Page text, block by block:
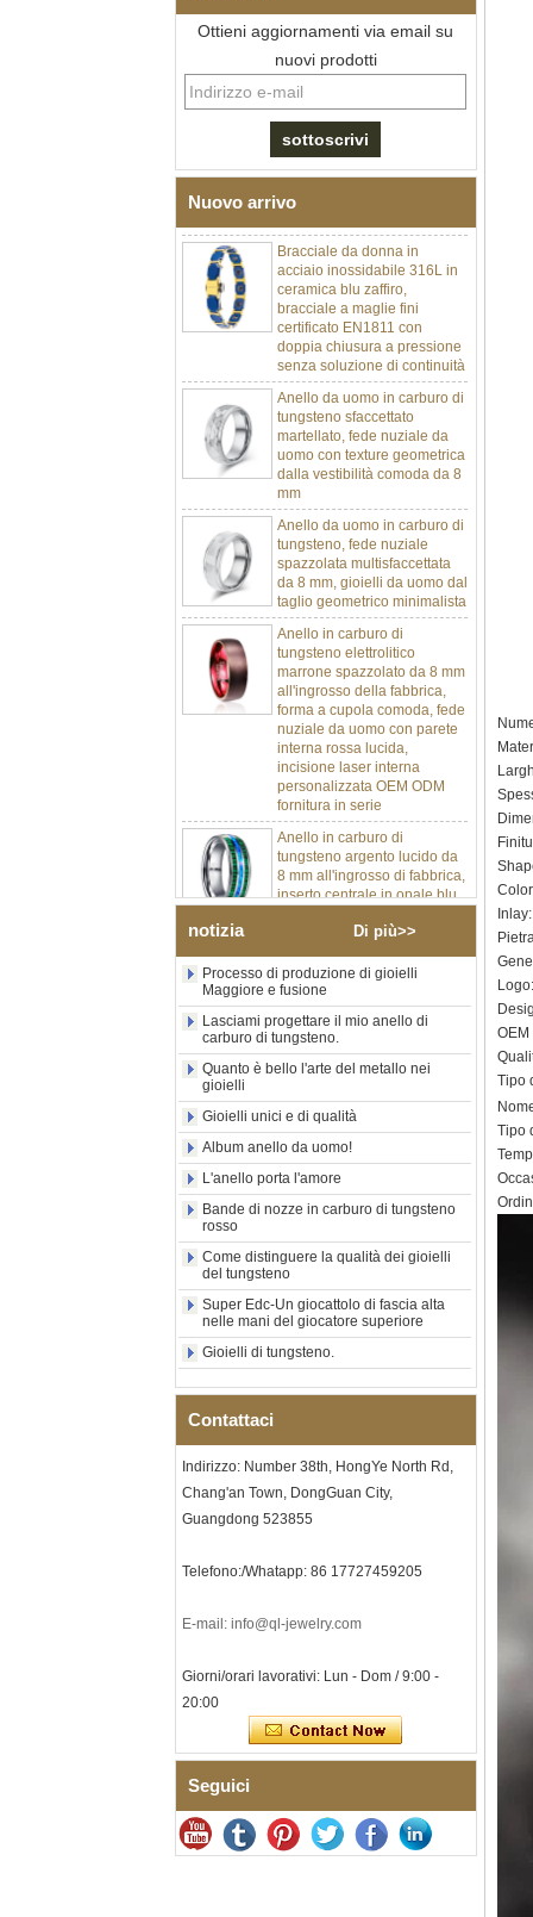
Ottieni aggiornamenti via email su
nuovi prodotti
Nuovo arrivo
Bracciale da uomo a maglie I
in acciaio inossidabile 304
chiusura deployante a
doppia pressione 316L,
bracciale a maglie per
terapia con pietre
magnetiche e germanio
incorporate
Bracciale da donna in
acciaio inossidabile 316L in
ceramica blu zaffiro,
bracciale a maglie fini
certificato EN1811 con
doppia chiusura a pressione
senza soluzione di continuità
Anello da uomo in carburo di
tungsteno sfaccettato
martellato, fede nuziale da
uomo con texture geometrica
dalla vestibilità comoda da 8
mm
Anello da uomo in carburo di
tungsteno, fede nuziale
spazzolata multisfaccettata
da 8 mm, gioielli da uomo dal
taglio geometrico minimalista
Anello in carburo di
tungsteno elettrolitico
marrone spazzolato da 8 mm
all'ingrosso della fabbrica,
forma a cupola comoda, fede
nuziale da uomo con parete
interna rossa lucida,
incisione laser interna
personalizzata OEM ODM
fornitura in serie
Anello in carburo di
tungsteno argento lucido da
8 mm all'ingrosso di fabbrica,
inserto centrale in opale blu
schiacciato con striscia
sintetica in malachite, fede
nuziale da uomo con
personalizzata OEM ODM
fornitura in serie
Anello in carburo di
tungsteno con sigillo
quadrato nero lucido
all'ingrosso di fabbrica,
croce in conchiglia di
abalone, anello di
dichiarazione religiosa da
uomo Incisione interna
Fornitura all'
Anello in carburo di
tungsteno elettrolitico in oro
rosa da 8 mm all'ingrosso
della fabbrica, corda per
chitarra rossa e fede nuziale
per uomo a tema musicale
con intarsio opale
schiacciato, incisione laser
interna personalizzata OEM
Bracciale da uomo a maglie I
in acciaio inossidabile 304
chiusura deployante a
doppia pressione 316L,
magnetiche e germanio
Bracciale da donna in
ceramica blu zaffiro,
bracciale a maglie fini
doppia chiusura a pressione
senza soluzione di continuità
martellato, fede nuziale da
uomo con texture geometrica
dalla vestibilità comoda da 8
notizia Di più>>
Processo di produzione di gioielli
Maggiore e fusione
Lasciami progettare il mio anello di
carburo di tungsteno.
Quanto è bello l'arte del metallo nei
gioielli
Gioielli unici e di qualità
Album anello da uomo!
L'anello porta l'amore
Bande di nozze in carburo di tungsteno
rosso
Come distinguere la qualità dei gioielli
del tungsteno
Super Edc-Un giocattolo di fascia alta
nelle mani del giocatore superiore
Gioielli di tungsteno.
Contattaci
Indirizzo: Number 38th, HongYe North Rd,
Chang'an Town, DongGuan City,
Guangdong 523855
Telefono:/Whatapp: 86 17727459205
E-mail: info@ql-jewelry.com
Giorni/orari lavorativi: Lun - Dom / 9:00 -
20:00
Seguici
OEM
Tipo
Tipo